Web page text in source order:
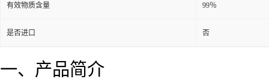
有效物质含量 99％
是否进口 否
一、产品简介